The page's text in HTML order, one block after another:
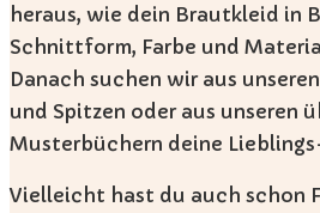
heraus, wie dein Brautkleid in
Schnittform, Farbe und
Danach suchen wir aus
und Spitzen oder aus unseren
Musterbüchern deine
Vielleicht hast du auch schon